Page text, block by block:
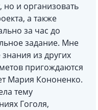
но и организовать
а также
за час до
задание. Мне
из других
пригождаются
Мария Кононенко.
тему
Гоголя,